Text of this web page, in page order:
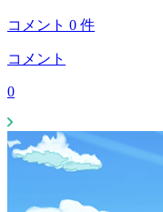
コメント 0 件
コメント
0